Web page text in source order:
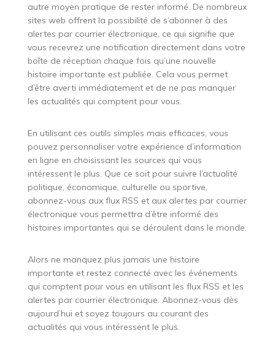
autre moyen pratique de rester informé. De nombreux
sites web offrent la possibilité de s’abonner à des
alertes par courrier électronique, ce qui signifie que
vous recevrez une notification directement dans votre
boîte de réception chaque fois qu’une nouvelle
histoire importante est publiée. Cela vous permet
d’être averti immédiatement et de ne pas manquer
les actualités qui comptent pour vous.
En utilisant ces outils simples mais efficaces, vous
pouvez personnaliser votre expérience d’information
en ligne en choisissant les sources qui vous
intéressent le plus. Que ce soit pour suivre l’actualité
politique, économique, culturelle ou sportive,
abonnez-vous aux flux RSS et aux alertes par courrier
électronique vous permettra d’être informé des
histoires importantes qui se déroulent dans le monde.
Alors ne manquez plus jamais une histoire
importante et restez connecté avec les événements
qui comptent pour vous en utilisant les flux RSS et les
alertes par courrier électronique. Abonnez-vous dès
aujourd’hui et soyez toujours au courant des
actualités qui vous intéressent le plus.